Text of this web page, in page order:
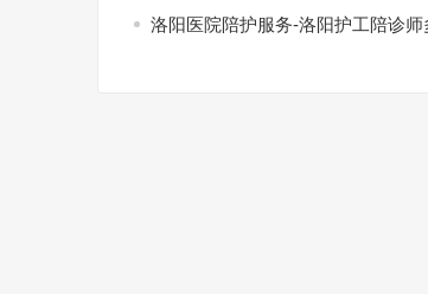
洛阳医院陪护服务-洛阳护工陪诊师